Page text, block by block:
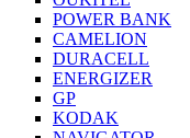
POWER BANK
CAMELION
DURACELL
ENERGIZER
GP
KODAK